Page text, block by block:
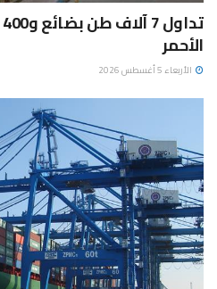
الأحمر
الأربعاء 5 أغسطس 2026